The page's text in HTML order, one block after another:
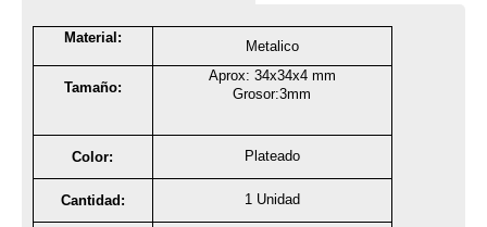
Material:
Metalico
Tamaño:
Aprox: 34x34x4 mm
Grosor:3mm
Color: Plateado
Cantidad: 1 Unidad